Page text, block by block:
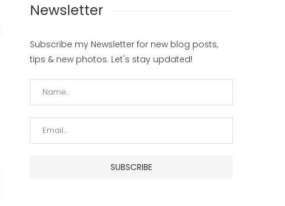
Newsletter
Subscribe my Newsletter for new blog posts,
tips & new photos. Let's stay updated!